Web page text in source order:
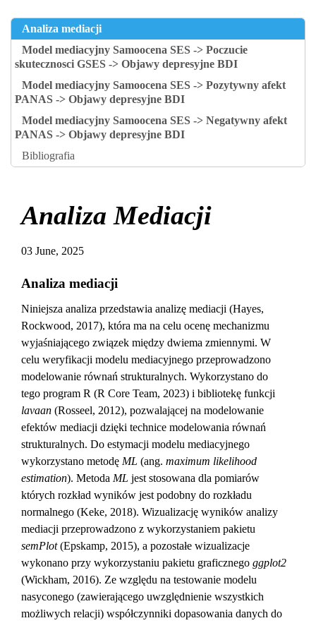
Analiza mediacji
Model mediacyjny Samoocena SES -> Poczucie
skutecznosci GSES -> Objawy depresyjne BDI
Model mediacyjny Samoocena SES -> Pozytywny afekt
PANAS -> Objawy depresyjne BDI
Model mediacyjny Samoocena SES -> Negatywny afekt
PANAS -> Objawy depresyjne BDI
Bibliografia
Analiza Mediacji
03 June, 2025
Analiza mediacji
Niniejsza analiza przedstawia analizę mediacji (Hayes,
Rockwood, 2017), która ma na celu ocenę mechanizmu
wyjaśniającego związek między dwiema zmiennymi. W
celu weryfikacji modelu mediacyjnego przeprowadzono
modelowanie równań strukturalnych. Wykorzystano do
tego program R (R Core Team, 2023) i bibliotekę funkcji
lavaan (Rosseel, 2012), pozwalającej na modelowanie
efektów mediacji dzięki technice modelowania równań
strukturalnych. Do estymacji modelu mediacyjnego
wykorzystano metodę ML (ang. maximum likelihood
estimation). Metoda ML jest stosowana dla pomiarów
których rozkład wyników jest podobny do rozkładu
normalnego (Keke, 2018). Wizualizację wyników analizy
mediacji przeprowadzono z wykorzystaniem pakietu
semPlot(Epskamp, 2015), a pozostałe wizualizacje
wykonano przy wykorzystaniu pakietu graficznego ggplot2
(Wickham, 2016). Ze względu na testowanie modelu
nasyconego (zawierającego uwzględnienie wszystkich
możliwych relacji) współczynniki dopasowania danych do